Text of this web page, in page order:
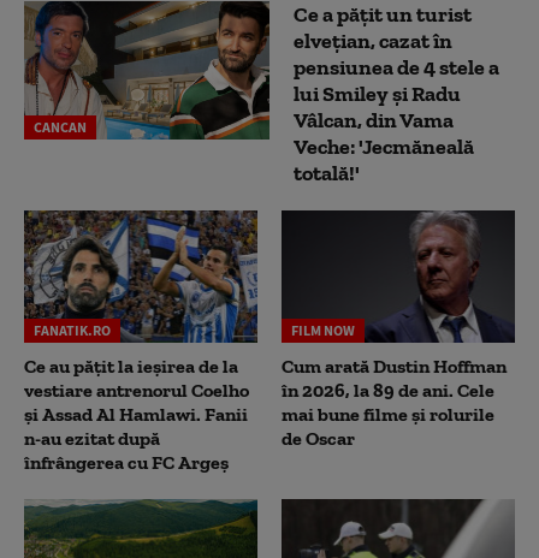
CANCAN
Ce a pățit un turist
elvețian, cazat în
pensiunea de 4 stele a
lui Smiley și Radu
Vâlcan, din Vama
Veche: 'Jecmăneală
totală!'
FANATIK.RO
Ce au pățit la ieșirea de la
vestiare antrenorul Coelho
și Assad Al Hamlawi. Fanii
n-au ezitat după
înfrângerea cu FC Argeș
FILM NOW
Cum arată Dustin Hoffman
în 2026, la 89 de ani. Cele
mai bune filme și rolurile
de Oscar